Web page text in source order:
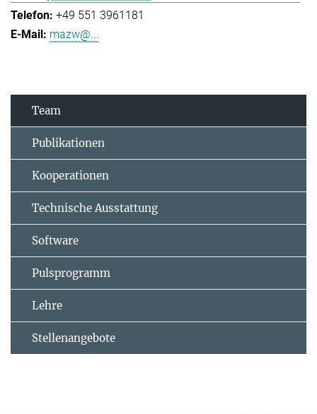
+49 551 3961181
mazw@...
Team
Publikationen
Kooperationen
Technische Ausstattung
Software
Pulsprogramm
Lehre
Stellenangebote